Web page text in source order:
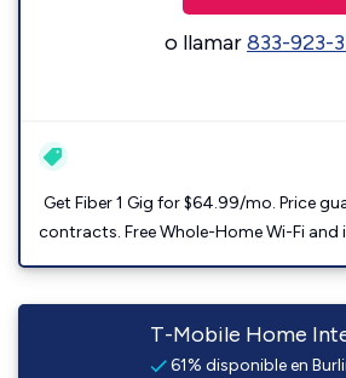
o llamar833-923-
Get Fiber 1 Gig for $64.99/mo. Price
contracts. Free Whole-Home Wi-Fi
T-Mobile Home
61% disponible en